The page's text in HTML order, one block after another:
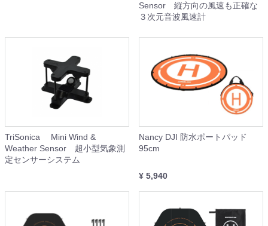
Sensor 縦方向の風速も正確な
３次元音波風速計
TriSonica Mini Wind &
Weather Sensor 超小型気象測
定センサーシステム
Nancy DJI 防水ポートパッド
95cm
¥ 5,940